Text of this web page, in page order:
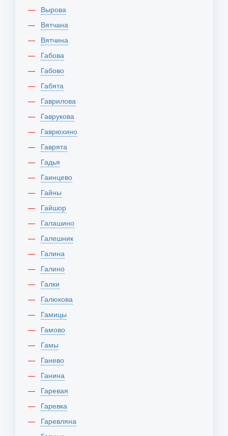
Вырова
Вятчана
Вятчина
Габова
Габово
Габята
Гаврилова
Гаврукова
Гаврюхино
Гаврята
Гадья
Гаинцево
Гайны
Гайшор
Галашино
Галешник
Галина
Галино
Галки
Галюкова
Гамицы
Гамово
Гамы
Ганево
Ганина
Гаревая
Гаревка
Гаревляна